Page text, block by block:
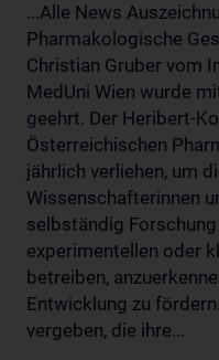
...Alle News
Pharmakologische
Christian Gruber vom
MedUni Wien wurde
geehrt. Der Heribert-
Österreichischen
jährlich verliehen, um
Wissenschafterinnen
selbständig
experimentellen oder
betreiben,
Entwicklung zu
vergeben, die ihre...